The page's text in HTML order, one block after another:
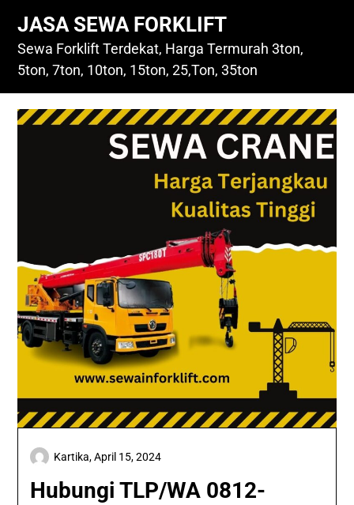
content
JASA SEWA FORKLIFT
Sewa Forklift Terdekat, Harga Termurah 3ton,
5ton, 7ton, 10ton, 15ton, 25,Ton, 35ton
Hubungi TLP/WA 0812-
Kartika,April 15, 2024